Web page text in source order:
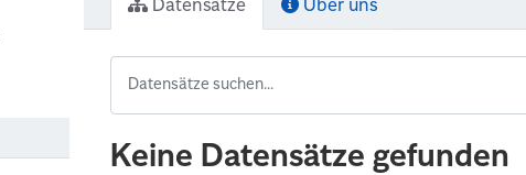
Datensätze Über uns
Keine Datensätze gefunden